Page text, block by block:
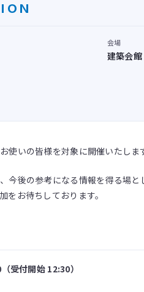
会場
建築会館
使いの皆様を対象に開催いたしま
今後の参考になる情報を得る場と
をお待ちしております。
受付開始 12:30）